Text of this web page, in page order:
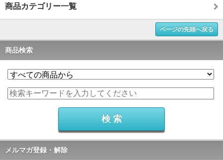
商品カテゴリー一覧
ページの先頭へ戻る
商品検索
メルマガ登録・解除